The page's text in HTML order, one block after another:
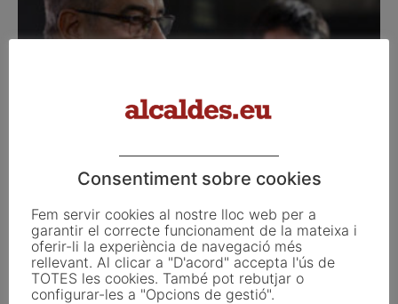
Corbacho trenca amb Valls i s’uneix al grup
municipal de Cs...
Consentiment sobre cookies
Fem servir cookies al nostre lloc web per a
garantir el correcte funcionament de la mateixa i
oferir-li la experiència de navegació més
rellevant. Al clicar a "D'acord" accepta l'ús de
TOTES les cookies. També pot rebutjar o
configurar-les a "Opcions de gestió".